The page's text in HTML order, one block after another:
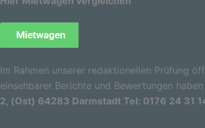
Im Rahmen unserer redaktionellen Prüfung
einsehbarer Berichte und Bewertungen
2, (Ost) 64283 Darmstadt Tel: 0176 24 31